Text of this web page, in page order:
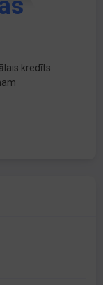
kredīts